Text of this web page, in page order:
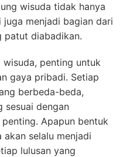
wisuda tidak hanya
menjadi bagian dari
patut diabadikan.
penting untuk
gaya pribadi. Setiap
berbeda-beda,
sesuai dengan
Apapun bentuk
selalu menjadi
lulusan yang